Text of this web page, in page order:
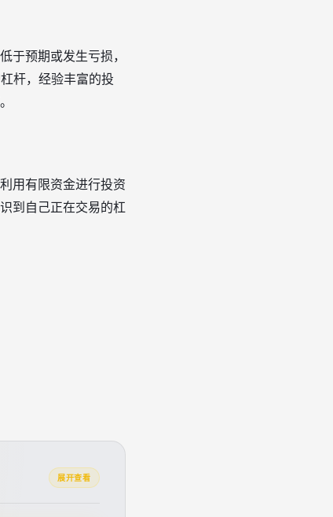
于预期或发生亏损，
杆，经验丰富的投
用有限资金进行投资
到自己正在交易的杠
展开查看